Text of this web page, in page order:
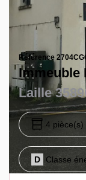
Syndic
Notre
Contact
Référence
Immeuble
Laille
4 pièce(s)
D Classe